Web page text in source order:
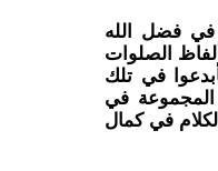
في فضل الله
الصلوات
في تلك
المجموعة في
في كمال